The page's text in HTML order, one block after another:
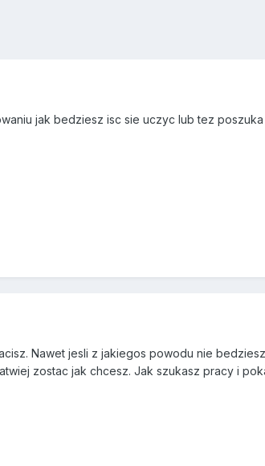
jak bedziesz isc sie uczyc lub tez
Nawet jesli z jakiegos powodu nie
zostac jak chcesz. Jak szukasz pracy i